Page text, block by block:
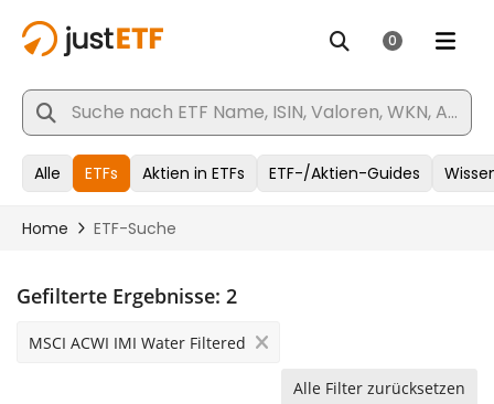
Gefilterte Ergebnisse: 2
MSCI ACWI IMI Water Filtered
Alle Filter zurücksetzen